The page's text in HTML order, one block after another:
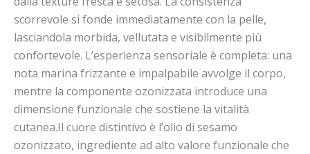
scorrevole si fonde immediatamente con la pelle,
lasciandola morbida, vellutata e visibilmente più
confortevole. L’esperienza sensoriale è completa: una
nota marina frizzante e impalpabile avvolge il corpo,
mentre la componente ozonizzata introduce una
dimensione funzionale che sostiene la vitalità
cutanea.Il cuore distintivo è l’olio di sesamo
ozonizzato, ingrediente ad alto valore funzionale che